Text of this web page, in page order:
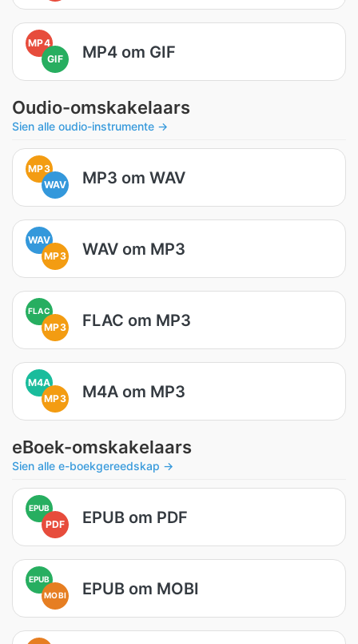
MP4
GIF
MP4 om GIF
Oudio-omskakelaars
Sien alle oudio-instrumente →
MP3
WAV
MP3 om WAV
WAV
MP3
WAV om MP3
FLAC
MP3 FLAC om MP3
M4A
MP3
M4A om MP3
eBoek-omskakelaars
Sien alle e-boekgereedskap →
EPUB
PDF EPUB om PDF
EPUB
MOBI
EPUB om MOBI